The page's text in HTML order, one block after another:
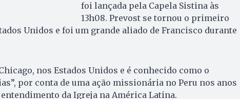
foi lançada pela Capela Sistina às
13h08. Prevost se tornou o primeiro
Unidos e foi um grande aliado de Francisco durante
nos Estados Unidos e é conhecido como o
por conta de uma ação missionária no Peru nos anos
da Igreja na América Latina.